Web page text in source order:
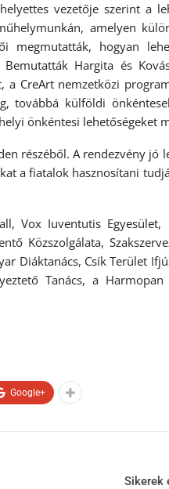
vezetője szerint a
amelyen
megmutatták, hogyan
Hargita és
CreArt nemzetközi
továbbá külföldi
önkéntesi lehetőségeket
részéből. A rendezvény jó
a fiatalok hasznosítani
Vox Iuventutis Egyesület,
Közszolgálata,
Diáktanács, Csík Terület
Tanács, a
Google+
Sikerek